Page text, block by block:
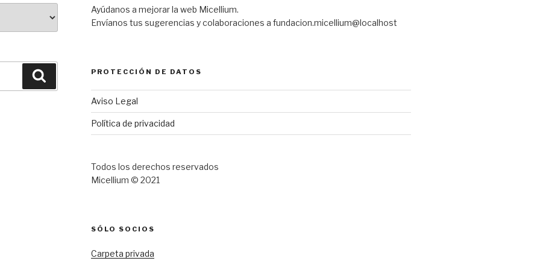
Ayúdanos a mejorar la web Micellium.
Envíanos tus sugerencias y colaboraciones a fundacion.micellium@localhost
PROTECCIÓN DE DATOS
Aviso Legal
Política de privacidad
Todos los derechos reservados
Micellium © 2021
SÓLO SOCIOS
Carpeta privada